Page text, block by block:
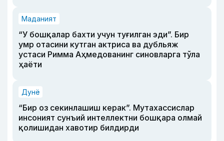
Маданият
“У бошқалар бахти учун туғилган эди”. Бир
умр отасини кутган актриса ва дубльяж
устаси Римма Аҳмедованинг синовларга тўла
ҳаёти
Дунё
“Бир оз секинлашиш керак”. Мутахассислар
инсоният сунъий интеллектни бошқара олмай
қолишидан хавотир билдирди